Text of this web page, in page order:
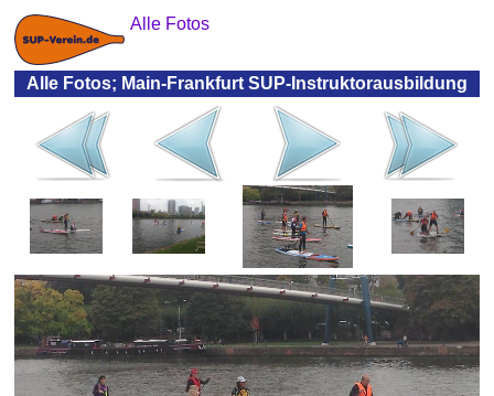
Alle Fotos
Alle Fotos; Main-Frankfurt SUP-Instruktorausbildung